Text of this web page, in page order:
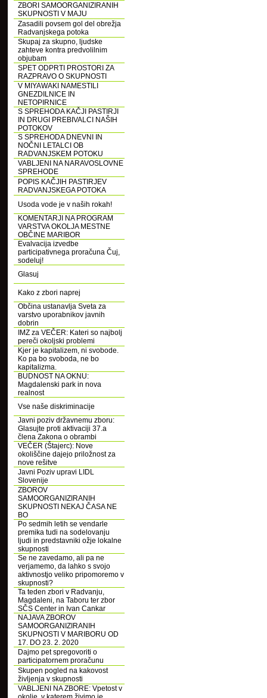
ZBORI SAMOORGANIZIRANIH
SKUPNOSTI V MAJU
Zasadili povsem gol del obrežja
Radvanjskega potoka
Skupaj za skupno, ljudske
zahteve kontra predvolilnim
objubam
SPET ODPRTI PROSTORI ZA
RAZPRAVO O SKUPNOSTI
V MIYAWAKI NAMESTILI
GNEZDILNICE IN
NETOPIRNICE
S SPREHODA KAČJI PASTIRJI
IN DRUGI PREBIVALCI NAŠIH
POTOKOV
S SPREHODA DNEVNI IN
NOČNI LETALCI OB
RADVANJSKEM POTOKU
VABLJENI NA NARAVOSLOVNE
SPREHODE
POPIS KAČJIH PASTIRJEV
RADVANJSKEGA POTOKA
Usoda vode je v naših rokah!
KOMENTARJI NA PROGRAM
VARSTVA OKOLJA MESTNE
OBČINE MARIBOR
Evalvacija izvedbe
participativnega proračuna Čuj,
sodeluj!
Glasuj
Kako z zbori naprej
Občina ustanavlja Sveta za
varstvo uporabnikov javnih
dobrin
IMZ za VEČER: Kateri so najbolj
pereči okoljski problemi
Kjer je kapitalizem, ni svobode.
Ko pa bo svoboda, ne bo
kapitalizma.
BUDNOST NA OKNU:
Magdalenski park in nova
realnost
Vse naše diskriminacije
Javni poziv državnemu zboru:
Glasujte proti aktivaciji 37.a
člena Zakona o obrambi
VEČER (Štajerc): Nove
okoliščine dajejo priložnost za
nove rešitve
Javni Poziv upravi LIDL
Slovenije
ZBOROV
SAMOORGANIZIRANIH
SKUPNOSTI NEKAJ ČASA NE
BO
Po sedmih letih se vendarle
premika tudi na sodelovanju
ljudi in predstavniki ožje lokalne
skupnosti
Se ne zavedamo, ali pa ne
verjamemo, da lahko s svojo
aktivnostjo veliko pripomoremo v
skupnosti?
Ta teden zbori v Radvanju,
Magdaleni, na Taboru ter zbor
SČS Center in Ivan Cankar
NAJAVA ZBOROV
SAMOORGANIZIRANIH
SKUPNOSTI V MARIBORU OD
17. DO 23. 2. 2020
Dajmo pet spregovoriti o
participatornem proračunu
Skupen pogled na kakovost
življenja v skupnosti
VABLJENI NA ZBORE: Vpetost v